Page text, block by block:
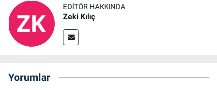
EDITÖR HAKKINDA
Zeki Kılıç
Yorumlar